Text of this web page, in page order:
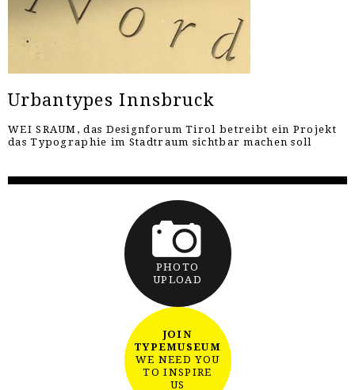
Urbantypes Innsbruck
WEI SRAUM, das Designforum Tirol betreibt ein Projekt
das Typographie im Stadtraum sichtbar machen soll
PHOTO
UPLOAD
JOIN
TYPEMUSEUM
WE NEED YOU
TO INSPIRE
US